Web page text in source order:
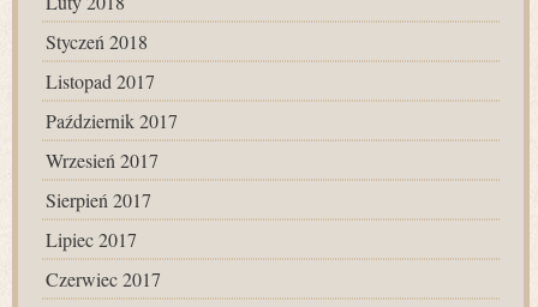
Styczeń 2018
Listopad 2017
Październik 2017
Wrzesień 2017
Sierpień 2017
Lipiec 2017
Czerwiec 2017